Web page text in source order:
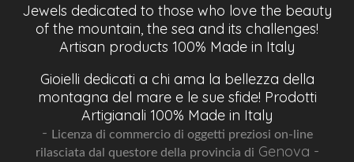
Jewels dedicated to those who love the beauty
of the mountain, the sea and its challenges!
Artisan products 100% Made in Italy
Gioielli dedicati a chi ama la bellezza della
montagna del mare e le sue sfide! Prodotti
Artigianali 100% Made in Italy
- Licenza di commercio di oggetti preziosi on-line
rilasciata dal questore della provincia di Genova -